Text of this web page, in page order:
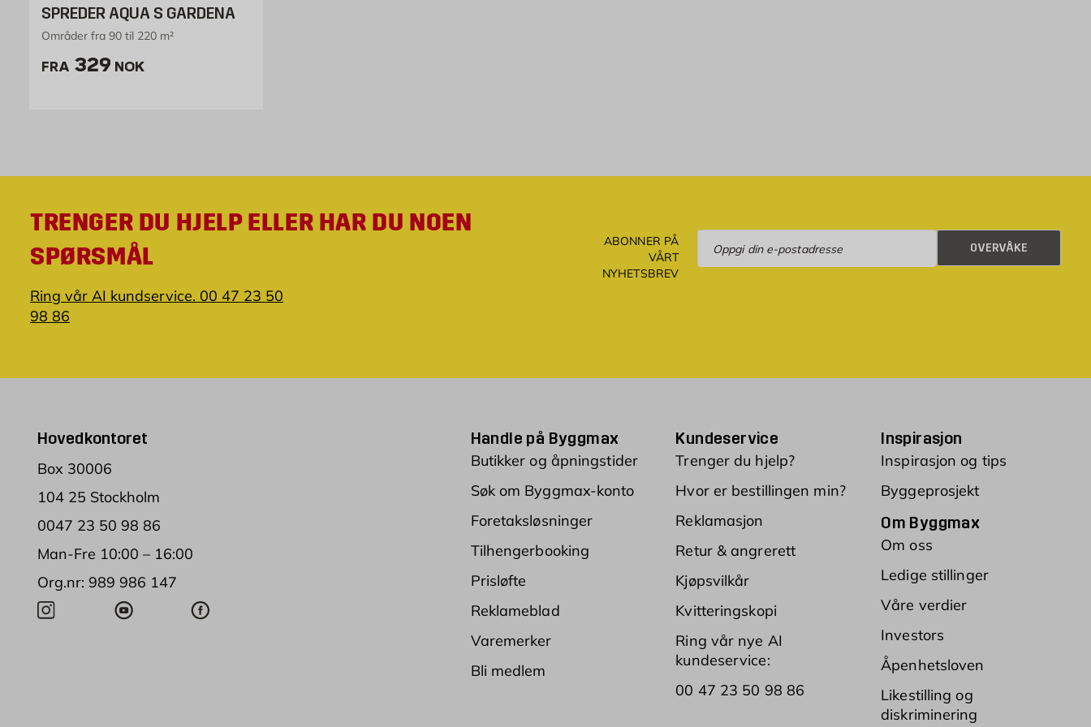
SPREDER AQUA S GARDENA
Områder fra 90 til 220 m²
FRA Pris 329 NOK /stk
329 NOK
TRENGER DU HJELP ELLER HAR DU NOEN
SPØRSMÅL
Ring vår AI kundservice. 00 47 23 50
98 86
ABONNER PÅ
VÅRT
NYHETSBREV
OVERVÅKE
Hovedkontoret
Box 30006
104 25 Stockholm
0047 23 50 98 86
Man-Fre 10:00 – 16:00
Org.nr: 989 986 147
Handle på Byggmax
Butikker og åpningstider
Søk om Byggmax-konto
Foretaksløsninger
Tilhengerbooking
Prisløfte
Reklameblad
Varemerker
Bli medlem
Kundeservice
Trenger du hjelp?
Hvor er bestillingen min?
Reklamasjon
Retur & angrerett
Kjøpsvilkår
Kvitteringskopi
Ring vår nye AI
kundeservice:
00 47 23 50 98 86
Inspirasjon
Inspirasjon og tips
Byggeprosjekt
Om Byggmax
Om oss
Ledige stillinger
Våre verdier
Investors
Åpenhetsloven
Likestilling og
diskriminering